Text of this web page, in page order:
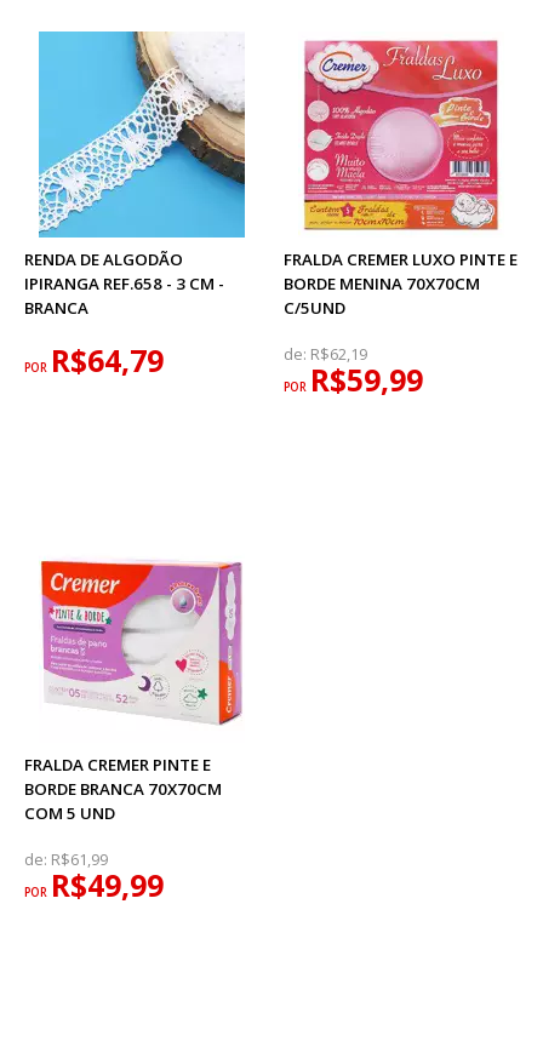
RENDA DE ALGODÃO
IPIRANGA REF.658 - 3 CM -
BRANCA
POR R$64,79
FRALDA CREMER LUXO PINTE E
BORDE MENINA 70X70CM
C/5UND
de: R$62,19
POR R$59,99
FRALDA CREMER PINTE E
BORDE BRANCA 70X70CM
COM 5 UND
de: R$61,99
POR R$49,99